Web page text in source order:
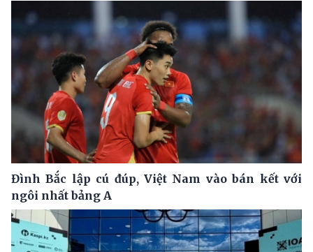
Đình Bắc lập cú đúp, Việt Nam vào bán kết với
ngôi nhất bảng A